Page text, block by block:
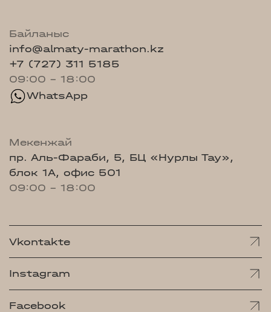
Байланыс
info@almaty-marathon.kz
+7 (727) 311 5185
09:00 - 18:00
WhatsApp
Мекенжай
пр. Аль-Фараби, 5, БЦ «Нурлы Тау»,
блок 1А, офис 501
09:00 - 18:00
Vkontakte
Instagram
Facebook